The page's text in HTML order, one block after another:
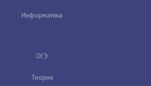
Информатика
ОГЭ
Теория